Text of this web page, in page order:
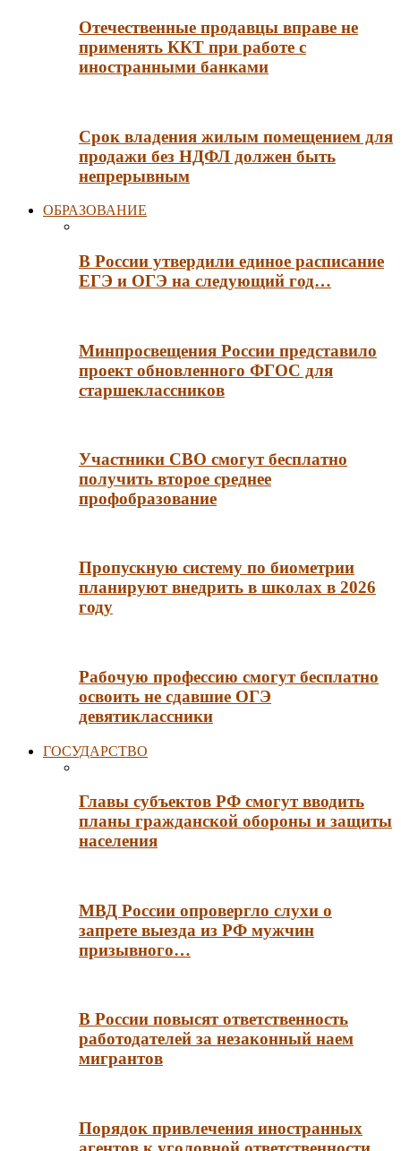
Отечественные продавцы вправе не
применять ККТ при работе с
иностранными банками
Срок владения жилым помещением для
продажи без НДФЛ должен быть
непрерывным
ОБРАЗОВАНИЕ
В России утвердили единое расписание
ЕГЭ и ОГЭ на следующий год…
Минпросвещения России представило
проект обновленного ФГОС для
старшеклассников
Участники СВО смогут бесплатно
получить второе среднее
профобразование
Пропускную систему по биометрии
планируют внедрить в школах в 2026
году
Рабочую профессию смогут бесплатно
освоить не сдавшие ОГЭ
девятиклассники
ГОСУДАРСТВО
Главы субъектов РФ смогут вводить
планы гражданской обороны и защиты
населения
МВД России опровергло слухи о
запрете выезда из РФ мужчин
призывного…
В России повысят ответственность
работодателей за незаконный наем
мигрантов
Порядок привлечения иностранных